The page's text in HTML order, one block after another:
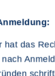
hat das